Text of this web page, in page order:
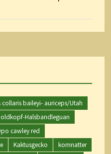
baileyi- auriceps/Utah
Halsbandleguan
cawley red
Kaktusgecko
kornnatter